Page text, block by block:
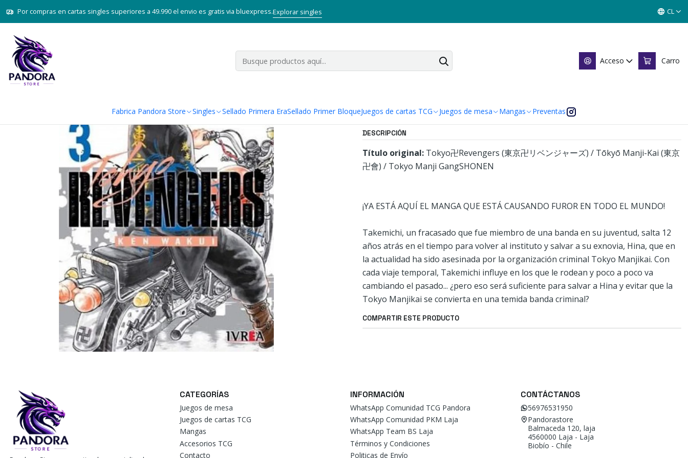
Acceso Carro
Fabrica Pandora Store Singles Sellado Primera EraSellado Primer BloqueJuegos de cartas TCG Juegos de mesa Mangas Preventas
Por compras en cartas singles superiores a 49.990 el envio es gratis via bluexpress.Explorar singles CL
Inicio Mangas Tankobon
TOKYO REVENGERS 03
Mostrar stock de ubicaciones
DESCRIPCIÓN
Título original: Tokyo卍Revengers (東京卍リベンジャーズ) / Tōkyō Manji-Kai (東京
卍會) / Tokyo Manji GangSHONEN
¡YA ESTÁ AQUÍ EL MANGA QUE ESTÁ CAUSANDO FUROR EN TODO EL MUNDO!
Takemichi, un fracasado que fue miembro de una banda en su juventud, salta 12
años atrás en el tiempo para volver al instituto y salvar a su exnovia, Hina, que en
la actualidad ha sido asesinada por la organización criminal Tokyo Manjikai. Con
cada viaje temporal, Takemichi influye en los que le rodean y poco a poco va
cambiando el pasado... ¿pero eso será suficiente para salvar a Hina y evitar que la
Tokyo Manjikai se convierta en una temida banda criminal?
COMPARTIR ESTE PRODUCTO
CATEGORÍAS
Juegos de mesa
Juegos de cartas TCG
Mangas
Accesorios TCG
Contacto
INFORMACIÓN
WhatsApp Comunidad TCG Pandora
WhatsApp Comunidad PKM Laja
WhatsApp Team BS Laja
Términos y Condiciones
Politicas de Envío
CONTÁCTANOS
56976531950
Pandorastore
Balmaceda 120, laja
4560000 Laja - Laja
Biobío - Chile